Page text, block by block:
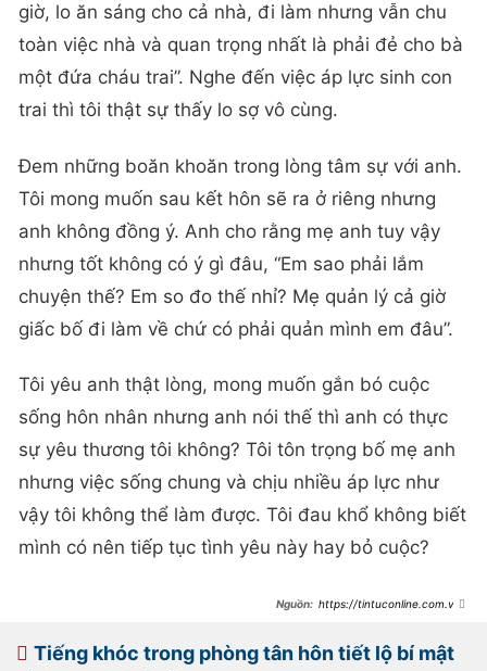
giờ, lo ăn sáng cho cả nhà, đi làm nhưng vẫn chu
toàn việc nhà và quan trọng nhất là phải đẻ cho bà
một đứa cháu trai”. Nghe đến việc áp lực sinh con
trai thì tôi thật sự thấy lo sợ vô cùng.
Đem những boăn khoăn trong lòng tâm sự với anh.
Tôi mong muốn sau kết hôn sẽ ra ở riêng nhưng
anh không đồng ý. Anh cho rằng mẹ anh tuy vậy
nhưng tốt không có ý gì đâu, “Em sao phải lắm
chuyện thế? Em so đo thế nhỉ? Mẹ quản lý cả giờ
giấc bố đi làm về chứ có phải quản mình em đâu”.
Tôi yêu anh thật lòng, mong muốn gắn bó cuộc
sống hôn nhân nhưng anh nói thế thì anh có thực
sự yêu thương tôi không? Tôi tôn trọng bố mẹ anh
nhưng việc sống chung và chịu nhiều áp lực như
vậy tôi không thể làm được. Tôi đau khổ không biết
mình có nên tiếp tục tình yêu này hay bỏ cuộc?
https://tintuconline.com.vn/
5034041.html
Tiếng khóc trong phòng tân hôn tiết lộ bí mật